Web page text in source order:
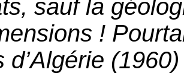
sauf la
!
d’Algérie